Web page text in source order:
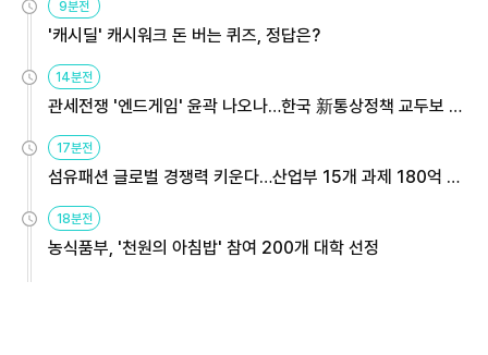
9분전
'캐시딜' 캐시워크 돈 버는 퀴즈, 정답은?
14분전
관세전쟁 '엔드게임' 윤곽 나오나…한국 新통상정책 교두보 활
17분전
섬유패션 글로벌 경쟁력 키운다…산업부 15개 과제 180억 지
18분전
농식품부, '천원의 아침밥' 참여 200개 대학 선정